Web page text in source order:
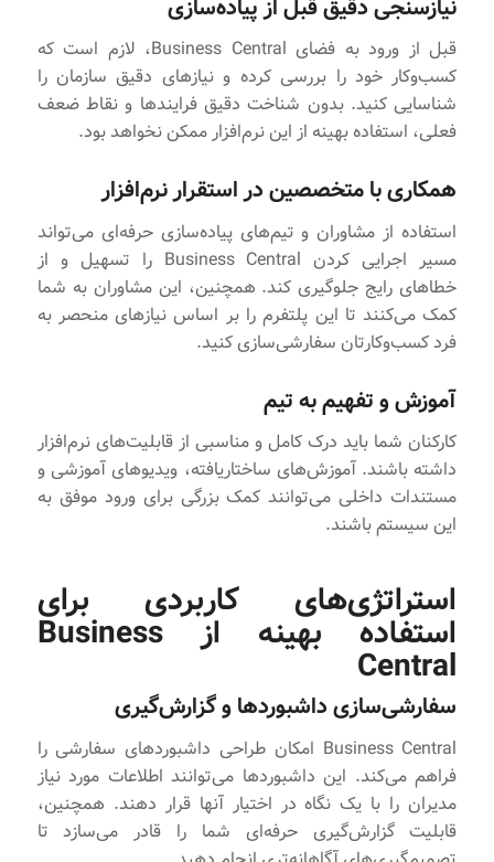
نیازسنجی دقیق قبل از پیاده‌سازی
قبل از ورود به فضای Business Central، لازم است که
کسب‌وکار خود را بررسی کرده و نیازهای دقیق سازمان را
شناسایی کنید. بدون شناخت دقیق فرایندها و نقاط ضعف
فعلی، استفاده بهینه از این نرم‌افزار ممکن نخواهد بود.
همکاری با متخصصین در استقرار نرم‌افزار
استفاده از مشاوران و تیم‌های پیاده‌سازی حرفه‌ای می‌تواند
مسیر اجرایی کردن Business Central را تسهیل و از
خطاهای رایج جلوگیری کند. همچنین، این مشاوران به شما
کمک می‌کنند تا این پلتفرم را بر اساس نیازهای منحصر به
فرد کسب‌وکارتان سفارشی‌سازی کنید.
آموزش و تفهیم به تیم
کارکنان شما باید درک کامل و مناسبی از قابلیت‌های نرم‌افزار
داشته باشند. آموزش‌های ساختاریافته، ویدیوهای آموزشی و
مستندات داخلی می‌توانند کمک بزرگی برای ورود موفق به
این سیستم باشند.
استراتژی‌های کاربردی برای
استفاده بهینه از Business
Central
سفارشی‌سازی داشبوردها و گزارش‌گیری
Business Central امکان طراحی داشبوردهای سفارشی را
فراهم می‌کند. این داشبوردها می‌توانند اطلاعات مورد نیاز
مدیران را با یک نگاه در اختیار آنها قرار دهند. همچنین،
قابلیت گزارش‌گیری حرفه‌ای شما را قادر می‌سازد تا